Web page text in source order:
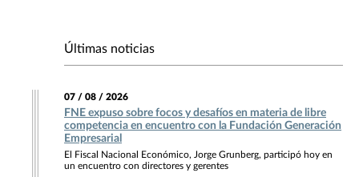
Últimas noticias
07 / 08 / 2026
FNE expuso sobre focos y desafíos en materia de libre
competencia en encuentro con la Fundación Generación
Empresarial
El Fiscal Nacional Económico, Jorge Grunberg, participó hoy en
un encuentro con directores y gerentes